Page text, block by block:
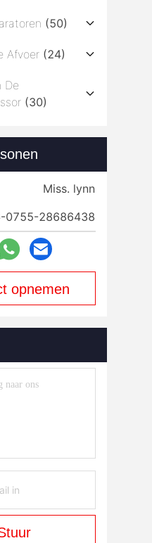
(50)
Afvoer (24)
De
(30)
Miss. lynn
0755-28686438
opnemen